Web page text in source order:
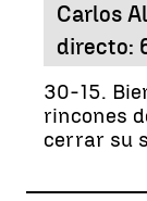
Carlos
directo:
30-15.
rincones
cerrar su